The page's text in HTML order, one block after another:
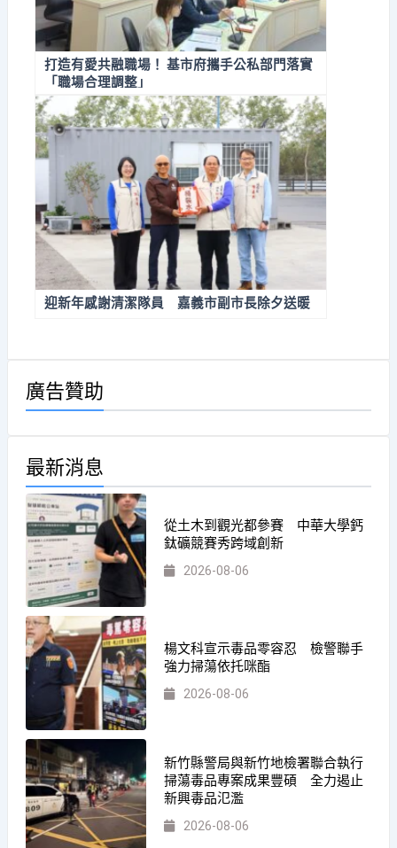
打造有愛共融職場！ 基市府攜手公私部門落實
「職場合理調整」
迎新年感謝清潔隊員 嘉義市副市長除夕送暖
廣告贊助
最新消息
從土木到觀光都參賽 中華大學鈣
鈦礦競賽秀跨域創新
2026-08-06
楊文科宣示毒品零容忍 檢警聯手
強力掃蕩依托咪酯
2026-08-06
新竹縣警局與新竹地檢署聯合執行
掃蕩毒品專案成果豐碩 全力遏止
新興毒品氾濫
2026-08-06